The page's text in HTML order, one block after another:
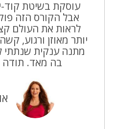
עוסקת בשיטת קוד-
אבל הקורס הזה
לראות את העולם
יותר מאוזן ורגוע,
מתנה ענקית שנתתי
בה מאד. תודה